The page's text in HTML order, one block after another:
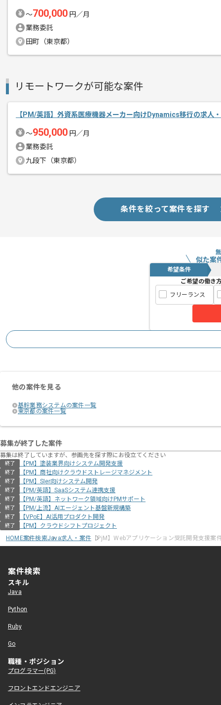
エージェントからのコ
メント
ご経験やスキルを活かせる案件でご活
オンボーディング期間後は、フルリモ
〜700,000 円／月
業務委託
田町（東京都）
リモートワークが可能な案件
【PM/英語】外資系医療機器メーカー向けDynamics移行の求人
〜950,000 円／月
業務委託
九段下（東京都）
条件を絞って案件を探す
似た案
希望条件
ご希望の働き
フリーランス
他の案件を見る
基幹業務システムの案件一覧
東京都の案件一覧
募集が終了した案件
募集は終了していますが、参画先を探す際にお役立てください
終了 【PM】塗装業界向けシステム開発支援
終了 【PM】商社向けクラウドストレージマネジメント
終了 【PM】SIer向けシステム開発
終了 【PM/英語】SaaSシステム連携支援
終了 【PM/英語】ネットワーク領域向けPMサポート
終了 【PM/上流】AIエージェント基盤新規構築
終了 【VPoE】AI活用プロダクト開発
終了
【PM】クラウドシフトプロジェクト
HOME案件検索Java求人・案件 【PjM】Webアプリケーション受託開発支援案
案件検索
スキル
Java
Python
Ruby
Go
職種・ポジション
プログラマー(PG)
フロントエンドエンジニア